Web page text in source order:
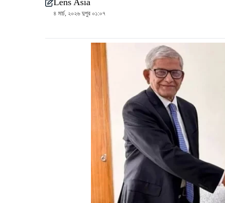
Lens Asia
৪ মার্চ, ২০২৬ দুপুর ০১:০৭